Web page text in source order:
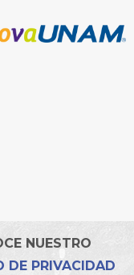
NUESTRO
DE PRIVACIDAD